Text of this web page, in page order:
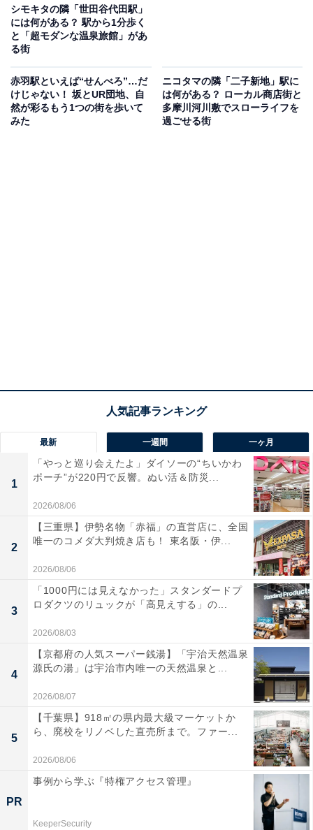
シモキタの隣「世田谷代田駅」
には何がある？ 駅から1分歩く
と「超モダンな温泉旅館」があ
る街
赤羽駅といえば“せんべろ”…だ
けじゃない！ 坂とUR団地、自
然が彩るもう1つの街を歩いて
みた
ニコタマの隣「二子新地」駅に
は何がある？ ローカル商店街と
多摩川河川敷でスローライフを
過ごせる街
最新 一週間 一ヶ月
1
「やっと巡り会えたよ」ダイソーの“ちいかわ
ポーチ”が220円で反響。ぬい活＆防災...
2026/08/06
2
【三重県】伊勢名物「赤福」の直営店に、全国
唯一のコメダ大判焼き店も！ 東名阪・伊...
2026/08/06
3
「1000円には見えなかった」スタンダードプ
ロダクツのリュックが「高見えする」の...
2026/08/03
4
【京都府の人気スーパー銭湯】「宇治天然温泉
源氏の湯」は宇治市内唯一の天然温泉と...
2026/08/07
5
【千葉県】918㎡の県内最大級マーケットか
ら、廃校をリノベした直売所まで。ファー...
2026/08/06
PR
事例から学ぶ『特権アクセス管理』
KeeperSecurity